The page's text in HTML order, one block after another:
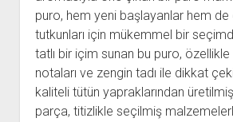
puro, hem yeni başlayanlar hem
tutkunları için mükemmel bir
tatlı bir içim sunan bu puro,
notaları ve zengin tadı ile dikkat
kaliteli tütün yapraklarından
parça, titizlikle seçilmiş